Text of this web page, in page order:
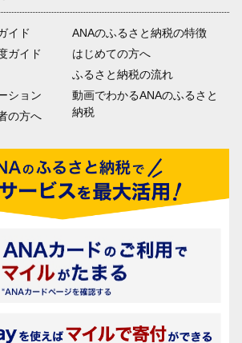
イド
ガイド
ション
の方へ
ANAのふるさと納税の特徴
はじめての方へ
ふるさと納税の流れ
動画でわかるANAのふるさと
納税